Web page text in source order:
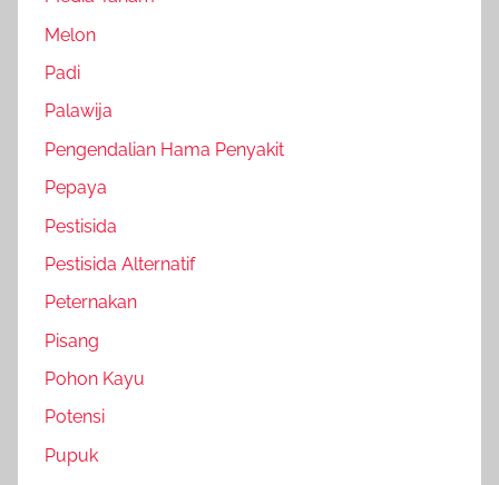
Melon
Padi
Palawija
Pengendalian Hama Penyakit
Pepaya
Pestisida
Pestisida Alternatif
Peternakan
Pisang
Pohon Kayu
Potensi
Pupuk